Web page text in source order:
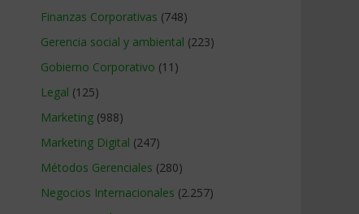
Finanzas Corporativas (748)
Gerencia social y ambiental (223)
Gobierno Corporativo (11)
Legal (125)
Marketing (988)
Marketing Digital (247)
Métodos Gerenciales (280)
Negocios Internacionales (2.257)